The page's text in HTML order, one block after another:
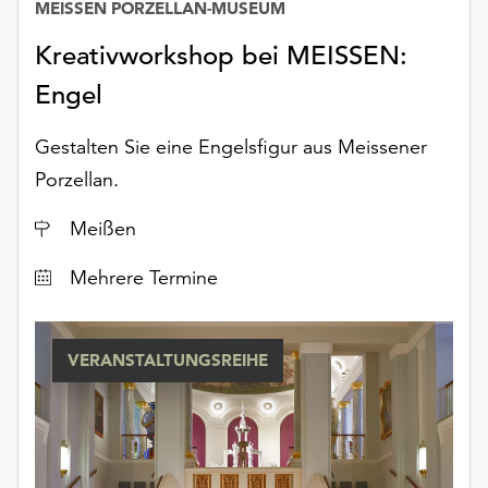
Kreativworkshop bei MEISSEN:
Engel
MEISSEN PORZELLAN-MUSEUM
Gestalten Sie eine Engelsfigur aus Meissener
Porzellan.
Ort
Meißen
DatumMehrere Termine
VERANSTALTUNGSREIHE